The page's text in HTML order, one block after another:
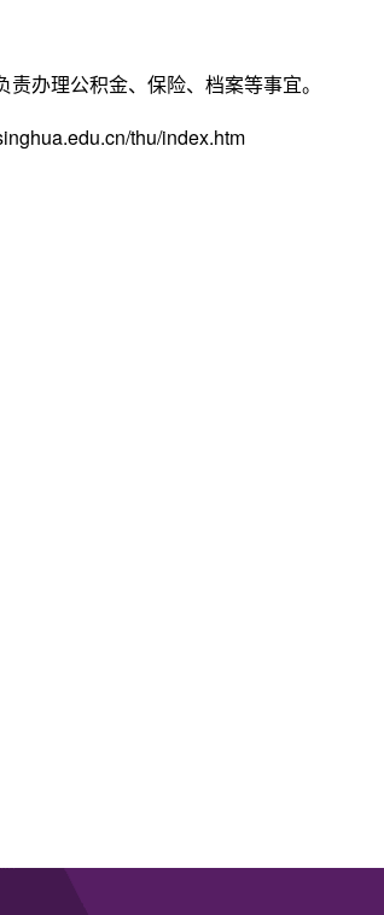
办理公积金、保险、档案等事宜。
thu/index.htm